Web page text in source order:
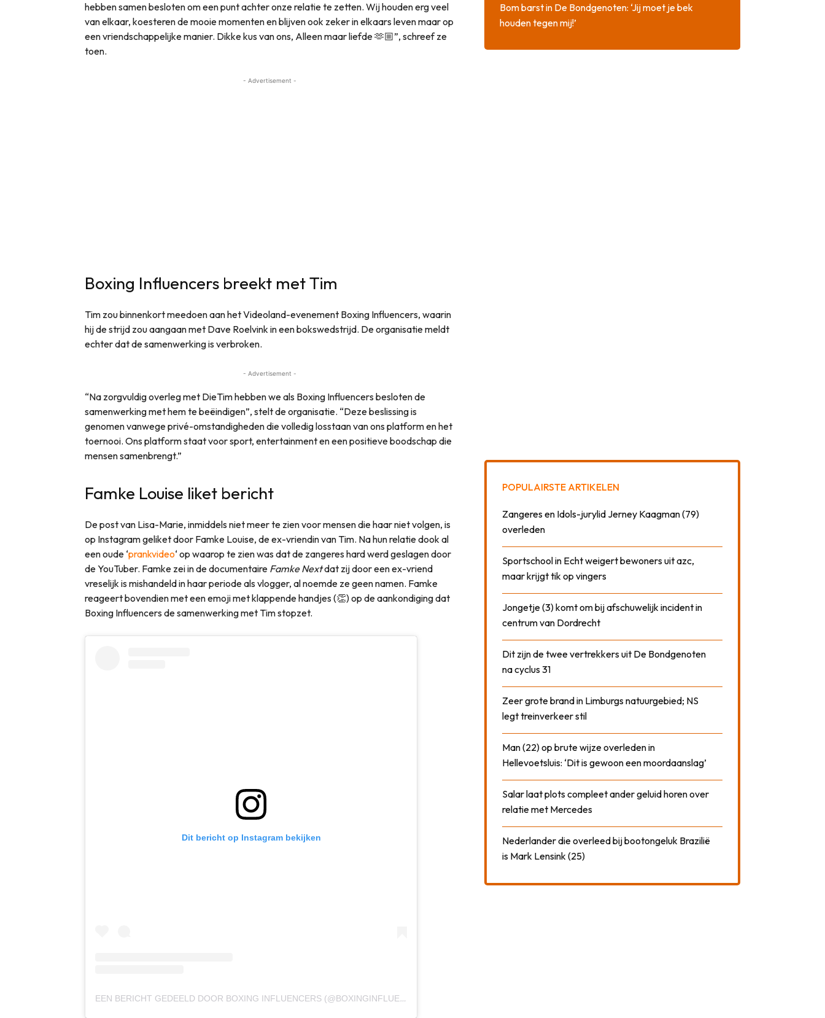
hebben samen besloten om een punt achter onze relatie te zetten. Wij houden erg veel
van elkaar, koesteren de mooie momenten en blijven ook zeker in elkaars leven maar op
een vriendschappelijke manier. Dikke kus van ons, Alleen maar liefde 🫶🏼”, schreef ze
toen.
- Advertisement -
Boxing Influencers breekt met Tim
Tim zou binnenkort meedoen aan het Videoland-evenement Boxing Influencers, waarin
hij de strijd zou aangaan met Dave Roelvink in een bokswedstrijd. De organisatie meldt
echter dat de samenwerking is verbroken.
- Advertisement -
“Na zorgvuldig overleg met DieTim hebben we als Boxing Influencers besloten de
samenwerking met hem te beëindigen”, stelt de organisatie. “Deze beslissing is
genomen vanwege privé-omstandigheden die volledig losstaan van ons platform en het
toernooi. Ons platform staat voor sport, entertainment en een positieve boodschap die
mensen samenbrengt.”
Famke Louise liket bericht
De post van Lisa-Marie, inmiddels niet meer te zien voor mensen die haar niet volgen, is
op Instagram geliket door Famke Louise, de ex-vriendin van Tim. Na hun relatie dook al
een oude ‘prankvideo‘ op waarop te zien was dat de zangeres hard werd geslagen door
de YouTuber. Famke zei in de documentaire Famke Nextdat zij door een ex-vriend
vreselijk is mishandeld in haar periode als vlogger, al noemde ze geen namen. Famke
reageert bovendien met een emoji met klappende handjes (👏) op de aankondiging dat
Boxing Influencers de samenwerking met Tim stopzet.
Dit bericht op Instagram bekijken
EEN BERICHT GEDEELD DOOR BOXING INFLUENCERS (@BOXINGINFLUENCERS)
Bom barst in De Bondgenoten: ‘Jij moet je bek
houden tegen mij!’
POPULAIRSTE ARTIKELEN
Zangeres en Idols-jurylid Jerney Kaagman (79)
overleden
Sportschool in Echt weigert bewoners uit azc,
maar krijgt tik op vingers
Jongetje (3) komt om bij afschuwelijk incident in
centrum van Dordrecht
Dit zijn de twee vertrekkers uit De Bondgenoten
na cyclus 31
Zeer grote brand in Limburgs natuurgebied; NS
legt treinverkeer stil
Man (22) op brute wijze overleden in
Hellevoetsluis: ‘Dit is gewoon een moordaanslag’
Salar laat plots compleet ander geluid horen over
relatie met Mercedes
Nederlander die overleed bij bootongeluk Brazilië
is Mark Lensink (25)